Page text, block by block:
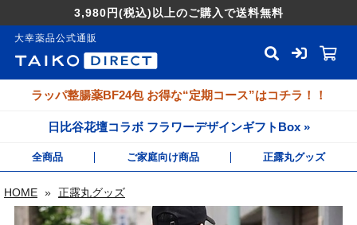
3,980円(税込) 以上のご購入で送料無料
大幸薬品公式通販
ラッパ整腸薬BF24包 お得な“定期コース”はコチラ！！
日比谷花壇コラボ フラワーデザインギフトBox »
全商品 ご家庭向け商品 正露丸グッズ
HOME » 正露丸グッズ